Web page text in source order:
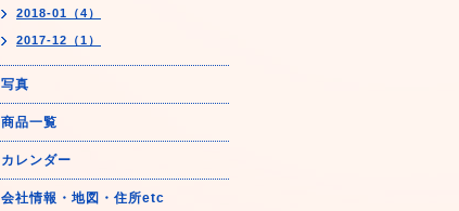
2018-01（4）
2017-12（1）
写真
商品一覧
カレンダー
会社情報・地図・住所etc